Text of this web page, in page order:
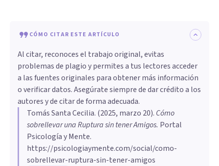
CÓMO CITAR ESTE ARTÍCULO
Al citar, reconoces el trabajo original, evitas
problemas de plagio y permites a tus lectores acceder
a las fuentes originales para obtener más información
o verificar datos. Asegúrate siempre de dar crédito a los
autores y de citar de forma adecuada.
Tomás Santa Cecilia. (2025, marzo 20). Cómo
sobrellevar una Ruptura sin tener Amigos. Portal
Psicología y Mente.
https://psicologiaymente.com/social/como-
sobrellevar-ruptura-sin-tener-amigos